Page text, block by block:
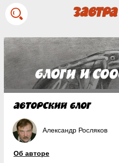
Александр Росляков
Об авторе